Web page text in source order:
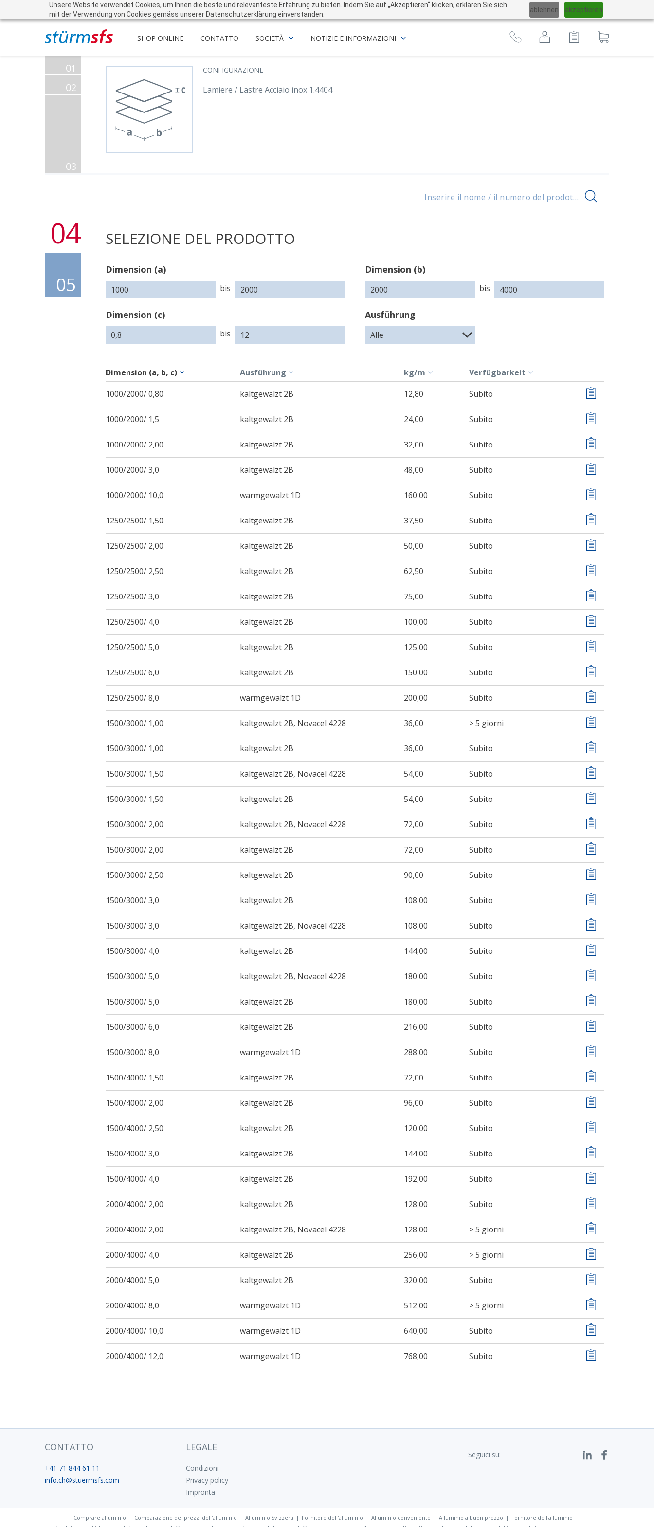
Unsere Website verwendet Cookies, um Ihnen die beste und relevanteste Erfahrung zu bieten. Indem Sie auf „Akzeptieren“ klicken, erklären Sie sich
mit der Verwendung von Cookies gemäss unserer Datenschutzerklärung einverstanden.
ablehnen akzeptieren
Cambiare
lingua
SHOP ONLINE CONTATTO SOCIETÀ NOTIZIE E INFORMAZIONI
Al
01
02
03
CONFIGURAZIONE
Lamiere / Lastre Acciaio inox 1.4404
Inserire il nome / il numero del prodotto
04 SELEZIONE DEL PRODOTTO
05
Dimension (a)
bis (a)
Dimension (b)
bis (b)
Dimension (c)
bis
(c)
Ausführung
Dimension (a, b, c) Ausführung kg/m
Verfügbarkeit
1000/2000/ 0,80
kaltgewalzt 2B 12,80 Subito
1000/2000/ 1,5 kaltgewalzt 2B 24,00 Subito
1000/2000/ 2,00 kaltgewalzt 2B 32,00 Subito
1000/2000/ 3,0 kaltgewalzt 2B 48,00 Subito
1000/2000/ 10,0 warmgewalzt 1D 160,00 Subito
1250/2500/ 1,50 kaltgewalzt 2B 37,50 Subito
1250/2500/ 2,00 kaltgewalzt 2B 50,00 Subito
1250/2500/ 2,50 kaltgewalzt 2B 62,50 Subito
1250/2500/ 3,0 kaltgewalzt 2B 75,00 Subito
1250/2500/ 4,0 kaltgewalzt 2B 100,00 Subito
1250/2500/ 5,0 kaltgewalzt 2B 125,00 Subito
1250/2500/ 6,0 kaltgewalzt 2B 150,00 Subito
1250/2500/ 8,0 warmgewalzt 1D 200,00 Subito
1500/3000/ 1,00 kaltgewalzt 2B, Novacel 4228 36,00 > 5 giorni
1500/3000/ 1,00 kaltgewalzt 2B 36,00 Subito
1500/3000/ 1,50 kaltgewalzt 2B, Novacel 4228 54,00 Subito
1500/3000/ 1,50 kaltgewalzt 2B 54,00 Subito
1500/3000/ 2,00 kaltgewalzt 2B, Novacel 4228 72,00 Subito
1500/3000/ 2,00 kaltgewalzt 2B 72,00 Subito
1500/3000/ 2,50 kaltgewalzt 2B 90,00 Subito
1500/3000/ 3,0 kaltgewalzt 2B 108,00 Subito
1500/3000/ 3,0 kaltgewalzt 2B, Novacel 4228 108,00 Subito
1500/3000/ 4,0 kaltgewalzt 2B 144,00 Subito
1500/3000/ 5,0 kaltgewalzt 2B, Novacel 4228 180,00 Subito
1500/3000/ 5,0 kaltgewalzt 2B 180,00 Subito
1500/3000/ 6,0 kaltgewalzt 2B 216,00 Subito
1500/3000/ 8,0 warmgewalzt 1D 288,00 Subito
1500/4000/ 1,50 kaltgewalzt 2B 72,00 Subito
1500/4000/ 2,00 kaltgewalzt 2B 96,00 Subito
1500/4000/ 2,50 kaltgewalzt 2B 120,00 Subito
1500/4000/ 3,0 kaltgewalzt 2B 144,00 Subito
1500/4000/ 4,0 kaltgewalzt 2B 192,00 Subito
2000/4000/ 2,00 kaltgewalzt 2B 128,00 Subito
2000/4000/ 2,00 kaltgewalzt 2B, Novacel 4228 128,00 > 5 giorni
2000/4000/ 4,0 kaltgewalzt 2B 256,00 > 5 giorni
2000/4000/ 5,0 kaltgewalzt 2B 320,00 Subito
2000/4000/ 8,0 warmgewalzt 1D 512,00 > 5 giorni
2000/4000/ 10,0 warmgewalzt 1D 640,00 Subito
2000/4000/ 12,0 warmgewalzt 1D 768,00 Subito
CONTATTO
+41 71 844 61 11
info.ch@stuermsfs.com
LEGALE
Condizioni
Privacy policy
Impronta
Seguici su:
Comprare alluminio Comparazione dei prezzi dell'alluminio Alluminio Svizzera Fornitore dell'alluminio Alluminio conveniente Alluminio a buon prezzo
Fornitore dell'alluminio